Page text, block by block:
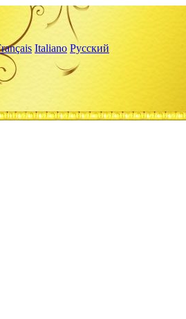
Italiano Русский